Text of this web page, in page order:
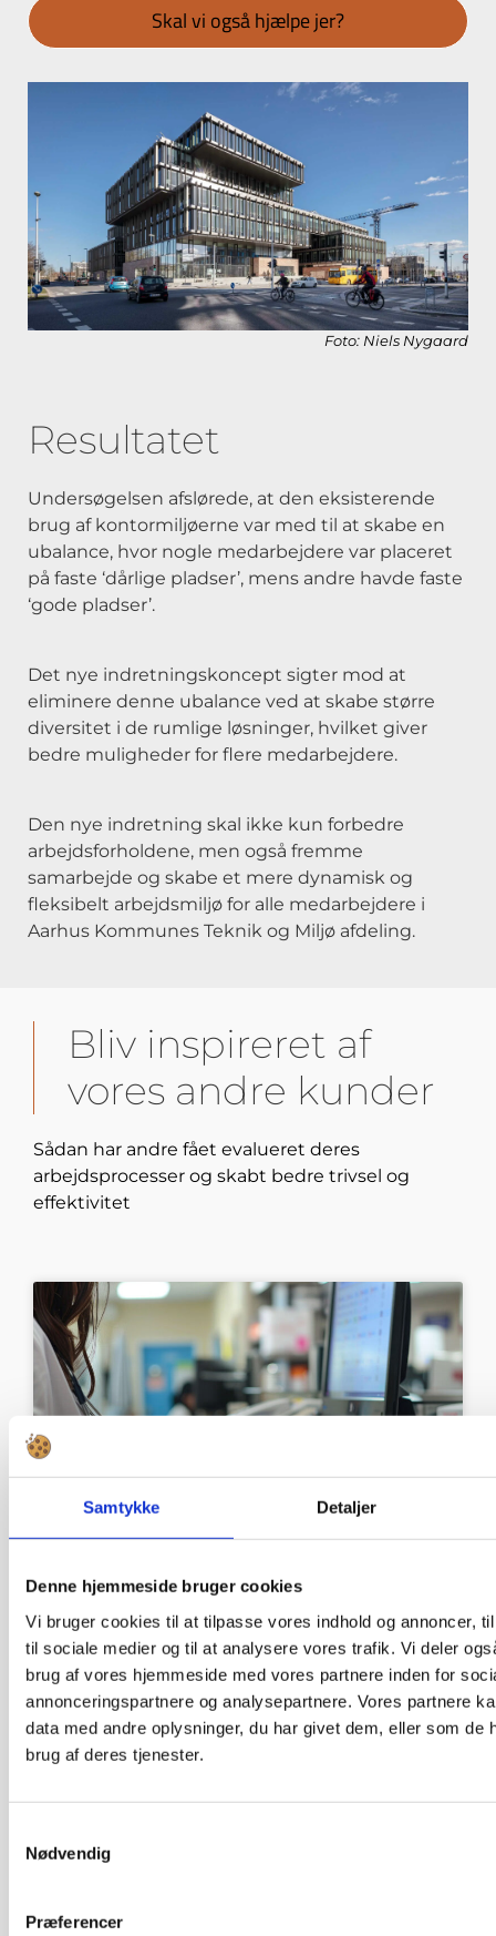
Samtykke Detaljer
Denne hjemmeside bruger cookies
Vi bruger cookies til at tilpasse vores indhold og annoncer,
til sociale medier og til at analysere vores trafik. Vi deler
brug af vores hjemmeside med vores partnere inden for
annonceringspartnere og analysepartnere. Vores partnere
data med andre oplysninger, du har givet dem, eller som de
brug af deres tjenester.
Nødvendig
Præferencer
Skal vi også hjælpe jer?
Foto: Niels Nygaard
Resultatet
Undersøgelsen afslørede, at den eksisterende
brug af kontormiljøerne var med til at skabe en
ubalance, hvor nogle medarbejdere var placeret
på faste ‘dårlige pladser’, mens andre havde faste
‘gode pladser’.
Det nye indretningskoncept sigter mod at
eliminere denne ubalance ved at skabe større
diversitet i de rumlige løsninger, hvilket giver
bedre muligheder for flere medarbejdere.
Den nye indretning skal ikke kun forbedre
arbejdsforholdene, men også fremme
samarbejde og skabe et mere dynamisk og
fleksibelt arbejdsmiljø for alle medarbejdere i
Aarhus Kommunes Teknik og Miljø afdeling.
Bliv inspireret af
vores andre kunder
Sådan har andre fået evalueret deres
arbejdsprocesser og skabt bedre trivsel og
effektivitet
Aalborg Universitetshospital
nytænker
kontorarbejdspladser
Aalborg Universitetshospital har med hjælp
fra vores eksperter skabt en bedre forståelse
for, hvordan fleksible og aktivitetsbaserede
arbejdspladser kan understøtte hospitalets